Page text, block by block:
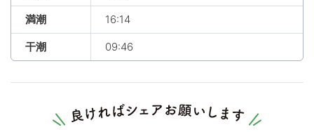
満潮 16:14
干潮 09:46